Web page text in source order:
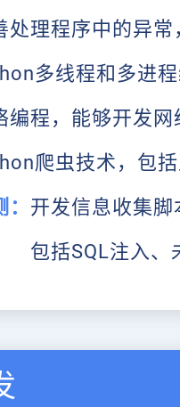
处理程序中的异常
多线程和多进
编程，能够开发网
爬虫技术，包
开发信息收集脚
包括SQL注入、